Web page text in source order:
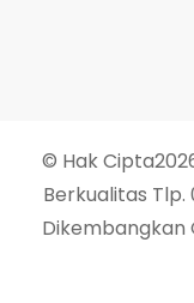
© Hak
Berkualitas Tlp.
Dikembangkan